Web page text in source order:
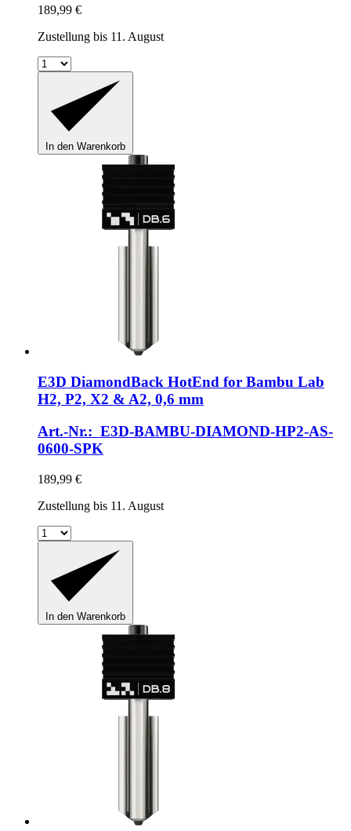
189,99 €
Zustellung bis 11. August
In den Warenkorb
E3D DiamondBack HotEnd for Bambu Lab
H2, P2, X2 & A2, 0,6 mm
Art.-Nr.: E3D-BAMBU-DIAMOND-HP2-AS-
0600-SPK
189,99 €
Zustellung bis 11. August
In den Warenkorb